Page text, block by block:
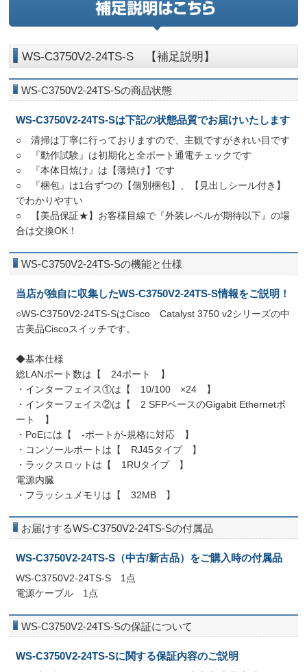
WS-C3750V2-24TS-S 【補足説明】
WS-C3750V2-24TS-Sの商品状態
WS-C3750V2-24TS-Sは下記の状態品質でお届けいたします
○ 清掃は丁寧に行っておりますので、主観ですがきれい目です
○ 『動作試験』は初期化と全ポート通電チェックです
○ 『本体日焼け』は【薄焼け】です
○ 『梱包』は1台ずつの【個別梱包】、【見出しシール付き】
でわかりやすい
○ 【美品保証★】お客様目線で『外装レベルが期待以下』の場
合は交換OK！
WS-C3750V2-24TS-Sの機能と仕様
当店が独自に収集したWS-C3750V2-24TS-S情報をご説明！
○WS-C3750V2-24TS-SはCisco Catalyst 3750 v2シリーズの中
古美品Ciscoスイッチです。
◆基本仕様
総LANポート数は【 24ポート 】
・インターフェイス①は【 10/100 ×24 】
・インターフェイス②は【 2 SFPベースのGigabit Ethernetポ
ート 】
・PoEには【 -ポートが-規格に対応 】
・コンソールポートは【 RJ45タイプ 】
・ラックスロットは【 1RUタイプ 】
電源内臓
・フラッシュメモリは【 32MB 】
お届けするWS-C3750V2-24TS-Sの付属品
WS-C3750V2-24TS-S（中古/新古品）をご購入時の付属品
WS-C3750V2-24TS-S 1点
電源ケーブル 1点
WS-C3750V2-24TS-Sの保証について
WS-C3750V2-24TS-Sに関する保証内容のご説明